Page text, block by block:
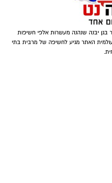
‏כדי לעקוב אחרי הערוץ גן יבנה נט ב-WhatsApp
צילומים מאירוע
נשמח שתשתפו
בגן יבנה שנהנה מעשרות אלפי חשיפות
האתר מגיע לחשיפה של מרבית בתי